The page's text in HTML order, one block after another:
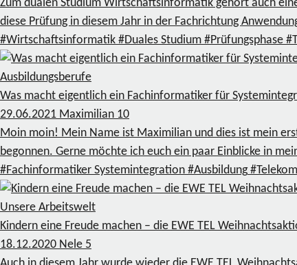
Zum dualen Studium Wirtschaftsinformatik gehört auch
diese Prüfung in diesem Jahr in der Fachrichtung
#Wirtschaftsinformatik #Duales Studium #Prüfungsphase
Ausbildungsberufe
Was macht eigentlich ein Fachinformatiker für
29.06.2021 Maximilian 10
Moin moin! Mein Name ist Maximilian und dies ist mein
begonnen. Gerne möchte ich euch ein paar Einblicke in
#Fachinformatiker Systemintegration #Ausbildung
Unsere Arbeitswelt
Kindern eine Freude machen – die EWE TEL
18.12.2020 Nele 5